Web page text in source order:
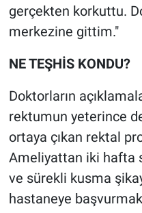
gerçekten korkuttu.
merkezine gittim."
NE TEŞHİS KONDU?
Doktorların
rektumun yeterince
ortaya çıkan rektal
Ameliyattan iki hafta
ve sürekli kusma
hastaneye